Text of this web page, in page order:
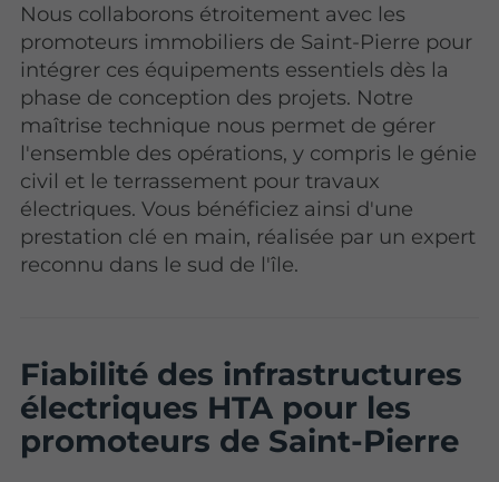
Nous collaborons étroitement avec les
promoteurs immobiliers de Saint-Pierre pour
intégrer ces équipements essentiels dès la
phase de conception des projets. Notre
maîtrise technique nous permet de gérer
l'ensemble des opérations, y compris le génie
civil et le terrassement pour travaux
électriques. Vous bénéficiez ainsi d'une
prestation clé en main, réalisée par un expert
reconnu dans le sud de l'île.
Fiabilité des infrastructures
électriques HTA pour les
promoteurs de Saint-Pierre